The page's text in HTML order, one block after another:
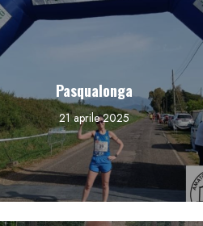
Pasqualonga
21 aprile 2025